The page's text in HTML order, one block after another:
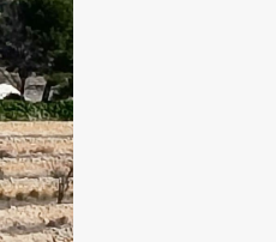
configured. Please contact
administrator.
password?